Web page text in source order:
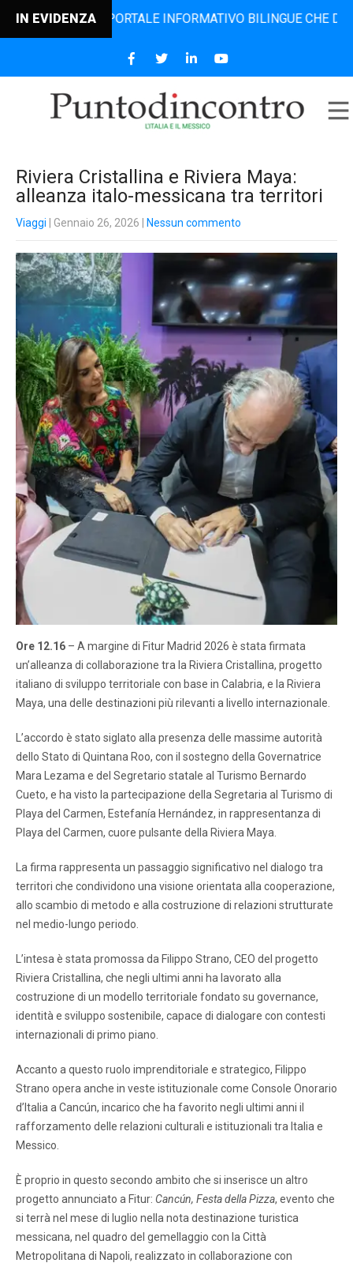
IN EVIDENZAIL PORTALE INFORMATIVO BILINGUE CHE DAL
Riviera Cristallina e Riviera Maya:
alleanza italo-messicana tra territori
Viaggi | Gennaio 26, 2026 Nessun commento
Ore 12.16 – A margine di Fitur Madrid 2026 è stata firmata
un’alleanza di collaborazione tra la Riviera Cristallina, progetto
italiano di sviluppo territoriale con base in Calabria, e la Riviera
Maya, una delle destinazioni più rilevanti a livello internazionale.
L’accordo è stato siglato alla presenza delle massime autorità
dello Stato di Quintana Roo, con il sostegno della Governatrice
Mara Lezama e del Segretario statale al Turismo Bernardo
Cueto, e ha visto la partecipazione della Segretaria al Turismo di
Playa del Carmen, Estefanía Hernández, in rappresentanza di
Playa del Carmen, cuore pulsante della Riviera Maya.
La firma rappresenta un passaggio significativo nel dialogo tra
territori che condividono una visione orientata alla cooperazione,
allo scambio di metodo e alla costruzione di relazioni strutturate
nel medio-lungo periodo.
L’intesa è stata promossa da Filippo Strano, CEO del progetto
Riviera Cristallina, che negli ultimi anni ha lavorato alla
costruzione di un modello territoriale fondato su governance,
identità e sviluppo sostenibile, capace di dialogare con contesti
internazionali di primo piano.
Accanto a questo ruolo imprenditoriale e strategico, Filippo
Strano opera anche in veste istituzionale come Console Onorario
d’Italia a Cancún, incarico che ha favorito negli ultimi anni il
rafforzamento delle relazioni culturali e istituzionali tra Italia e
Messico.
È proprio in questo secondo ambito che si inserisce un altro
progetto annunciato a Fitur: Cancún, Festa della Pizza, evento che
si terrà nel mese di luglio nella nota destinazione turistica
messicana, nel quadro del gemellaggio con la Città
Metropolitana di Napoli, realizzato in collaborazione con